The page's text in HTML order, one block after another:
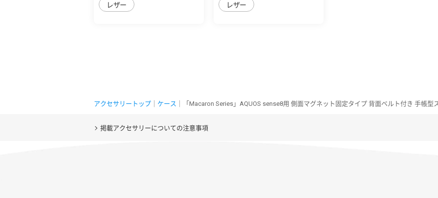
レザー レザー
アクセサリートップ ケース ｜「Macaron Series」AQUOS sense8用 側面マグネット固定タイプ 背面ベルト付き 手帳型
掲載アクセサリーについての注意事項